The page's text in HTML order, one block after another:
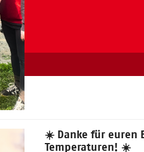
☀️ Danke für euren
Temperaturen! ☀️